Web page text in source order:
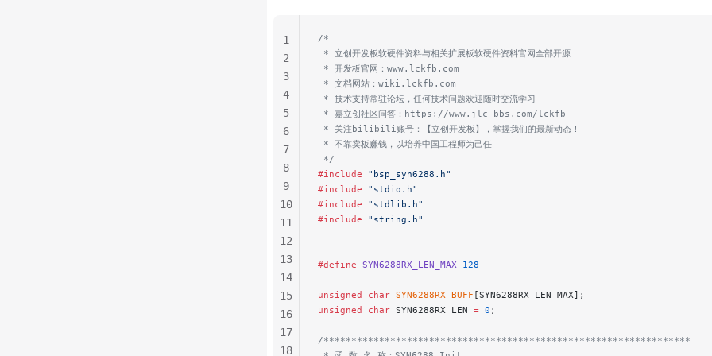
/*
* 立创开发板软硬件资料与相关扩展板软硬件资料官网全部开源
* 开发板官网：www.lckfb.com
* 文档网站：wiki.lckfb.com
* 技术支持常驻论坛，任何技术问题欢迎随时交流学习
* 嘉立创社区问答：https://www.jlc-bbs.com/lckfb
* 关注bilibili账号：【立创开发板】，掌握我们的最新动态！
* 不靠卖板赚钱，以培养中国工程师为己任
*/
#include "bsp_syn6288.h"
#include "stdio.h"
#include "stdlib.h"
#include "string.h"
#define SYN6288RX_LEN_MAX 128
unsigned char SYN6288RX_BUFF [SYN6288RX_LEN_MAX];
unsigned
char SYN6288RX_LEN = 0 ;
/******************************************************************
1
2
3
4
5
6
7
8
9
10
11
12
13
14
15
16
17
18